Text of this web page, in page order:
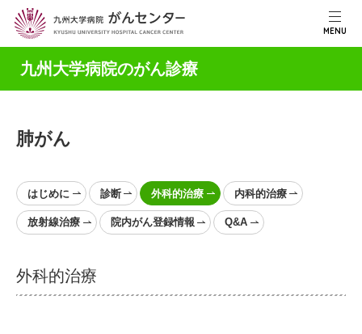
MENU
九州大学病院のがん診療
肺がん
はじめに 診断 外科的治療 内科的治療
放射線治療 院内がん登録情報 Q&A
外科的治療